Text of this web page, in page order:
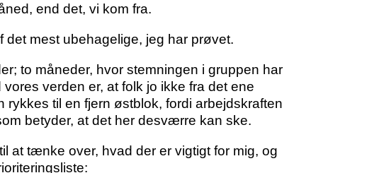
end det, vi kom fra.
mest ubehagelige, jeg har prøvet.
to måneder, hvor stemningen i gruppen har
verden er, at folk jo ikke fra det ene
til en fjern østblok, fordi arbejdskraften
betyder, at det her desværre kan ske.
tænke over, hvad der er vigtigt for mig, og